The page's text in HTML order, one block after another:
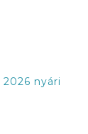
nyári